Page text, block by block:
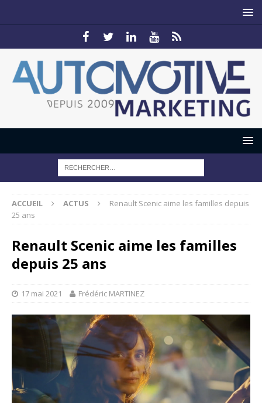
ACCUEIL ACTUS
Renault Scenic aime les familles depuis
25 ans
Renault Scenic aime les familles
depuis 25 ans
17 mai 2021 Frédéric MARTINEZ